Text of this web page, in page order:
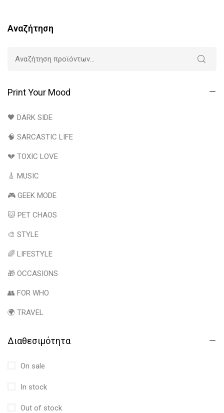
Αναζήτηση
Print Your Mood
🖤 DARK SIDE
🧠 SARCASTIC LIFE
💔 TOXIC LOVE
🎸 MUSIC
🎮 GEEK MODE
🐱 PET CHAOS
🎨 STYLE
🌈 LIFESTYLE
🎁 OCCASIONS
👥 FOR WHO
🌍 TRAVEL
Διαθεσιμότητα
On sale
In stock
Out of stock